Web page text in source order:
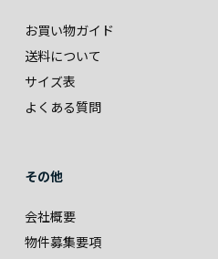
お買い物ガイド
送料について
サイズ表
よくある質問
その他
会社概要
物件募集要項